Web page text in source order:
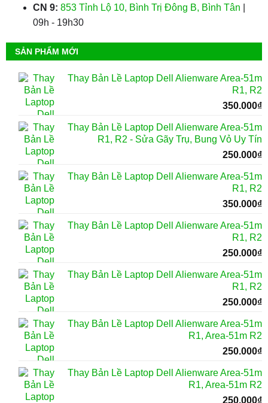
CN 9: 853 Tỉnh Lộ 10, Bình Trị Đông B, Bình Tân
09h - 19h30
SẢN PHẨM MỚI
Thay Bản Lề Laptop Dell Alienware Area-51m
R1, R2
350.000₫
Thay Bản Lề Laptop Dell Alienware Area-51m
R1, R2 - Sửa Gãy Trụ, Bung Vỏ Uy Tín
250.000₫
Thay Bản Lề Laptop Dell Alienware Area-51m
R1, R2
350.000₫
Thay Bản Lề Laptop Dell Alienware Area-51m
R1, R2
250.000₫
Thay Bản Lề Laptop Dell Alienware Area-51m
R1, R2
250.000₫
Thay Bản Lề Laptop Dell Alienware Area-51m
R1, Area-51m R2
250.000₫
Thay Bản Lề Laptop Dell Alienware Area-51m
R1, Area-51m R2
250.000₫